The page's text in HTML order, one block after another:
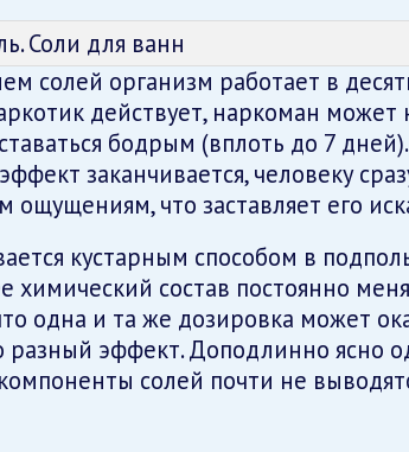
солей организм работает в
действует, наркоман может
бодрым (вплоть до 7
заканчивается, человеку
ощущениям, что заставляет его
кустарным способом в
химический состав постоянно
одна и та же дозировка может
разный эффект. Доподлинно ясно
солей почти не